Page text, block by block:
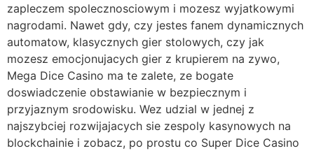
zapleczem spolecznosciowym i mozesz wyjatkowymi
nagrodami. Nawet gdy, czy jestes fanem dynamicznych
automatow, klasycznych gier stolowych, czy jak
mozesz emocjonujacych gier z krupierem na zywo,
Mega Dice Casino ma te zalete, ze bogate
doswiadczenie obstawianie w bezpiecznym i
przyjaznym srodowisku. Wez udzial w jednej z
najszybciej rozwijajacych sie zespoly kasynowych na
blockchainie i zobacz, po prostu co Super Dice Casino